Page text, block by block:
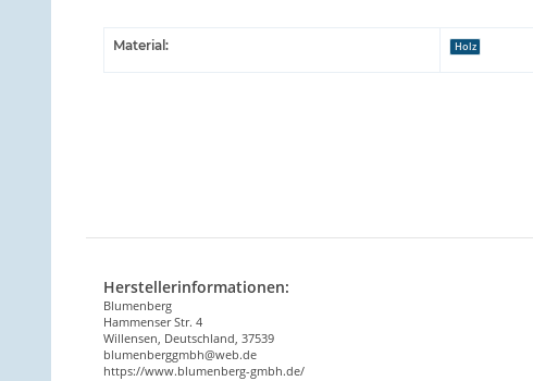
Material: Holz
Herstellerinformationen:
Blumenberg
Hammenser Str. 4
Willensen, Deutschland, 37539
blumenberggmbh@web.de
https://www.blumenberg-gmbh.de/